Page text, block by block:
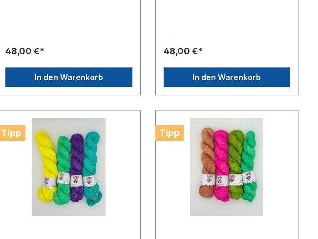
48,00 €*
In den Warenkorb
48,00 €*
In den Warenkorb
Tipp Tipp